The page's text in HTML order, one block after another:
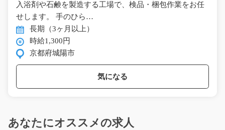
入浴剤や石鹸を製造する工場で、検品・梱包作業をお任
せします。 手のひら…
長期（3ヶ月以上）
時給1,300円
京都府城陽市
気になる
あなたにオススメの求人